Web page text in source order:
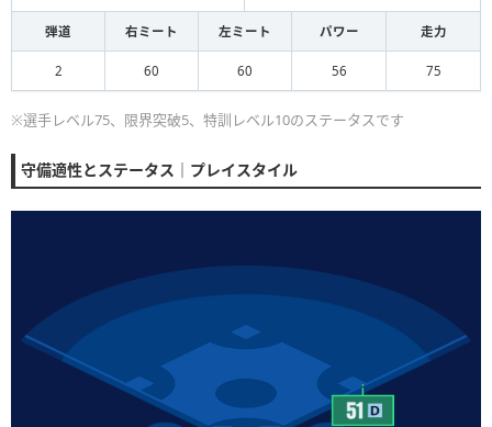
弾道 右ミート 左ミート パワー 走力
2 60 60 56 75
※選手レベル75、限界突破5、特訓レベル10のステータスです
守備適性とステータス｜プレイスタイル